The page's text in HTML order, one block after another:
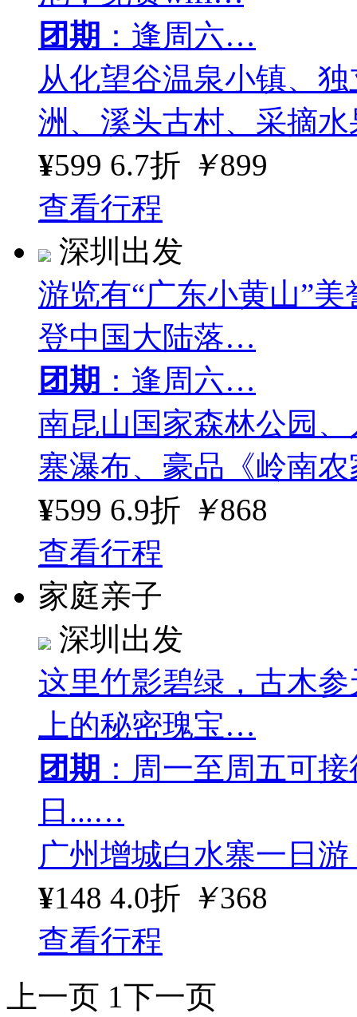
团期 ：逢周六…
从化望谷温泉小镇、
洲、溪头古村、采摘
¥599 6.7折 ￥899
查看行程
深圳出发
游览有“广东小黄山”
登中国大陆落…
团期 ：逢周六…
南昆山国家森林公园
寨瀑布、豪品《岭南
¥599 6.9折 ￥868
查看行程
家庭亲子
深圳出发
这里竹影碧绿，古木
上的秘密瑰宝…
团期 ：周一至周五可
日...…
广州增城白水寨一日
¥148 4.0折 ￥368
查看行程
上一页 1下一页